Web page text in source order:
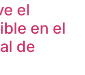
el
en el
de